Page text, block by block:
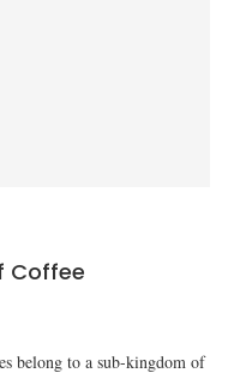
Coffee
belong to a sub-kingdom of